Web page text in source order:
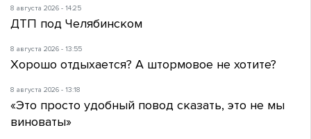
8 августа 2026 - 14:25
ДТП под Челябинском
8 августа 2026 - 13:55
Хорошо отдыхается? А штормовое не хотите?
8 августа 2026 - 13:18
«Это просто удобный повод сказать, это не мы
виноваты»